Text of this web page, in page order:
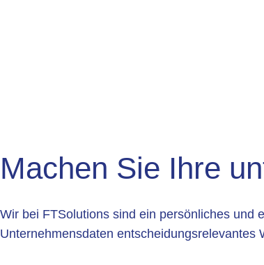
Machen Sie Ihre
Wir bei FTSolutions sind ein persönliches und
Unternehmensdaten entscheidungsrelevantes